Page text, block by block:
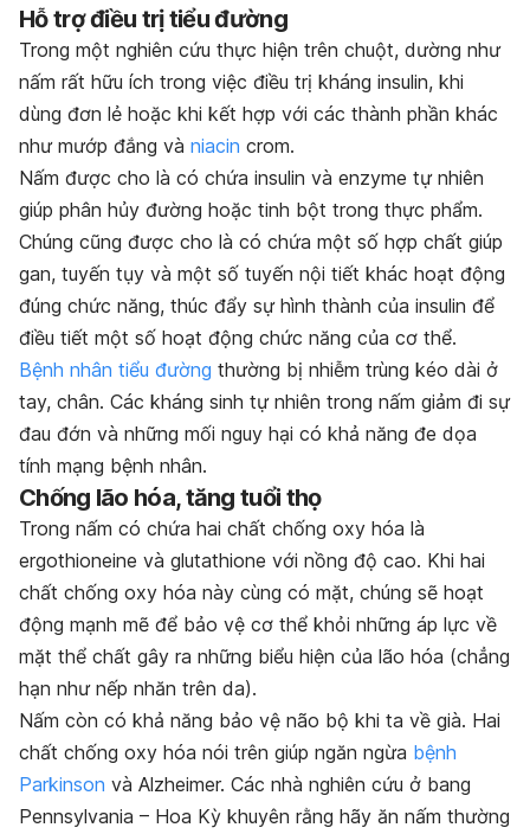
Hỗ trợ điều trị tiểu đường
Trong một nghiên cứu thực hiện trên chuột, dường như
nấm rất hữu ích trong việc điều trị kháng insulin, khi
dùng đơn lẻ hoặc khi kết hợp với các thành phần khác
như mướp đắng và niacin crom.
Nấm được cho là có chứa insulin và enzyme tự nhiên
giúp phân hủy đường hoặc tinh bột trong thực phẩm.
Chúng cũng được cho là có chứa một số hợp chất giúp
gan, tuyến tụy và một số tuyến nội tiết khác hoạt động
đúng chức năng, thúc đẩy sự hình thành của insulin để
điều tiết một số hoạt động chức năng của cơ thể.
Bệnh nhân tiểu đường thường bị nhiễm trùng kéo dài ở
tay, chân. Các kháng sinh tự nhiên trong nấm giảm đi sự
đau đớn và những mối nguy hại có khả năng đe dọa
tính mạng bệnh nhân.
Chống lão hóa, tăng tuổi thọ
Trong nấm có chứa hai chất chống oxy hóa là
ergothioneine và glutathione với nồng độ cao. Khi hai
chất chống oxy hóa này cùng có mặt, chúng sẽ hoạt
động mạnh mẽ để bảo vệ cơ thể khỏi những áp lực về
mặt thể chất gây ra những biểu hiện của lão hóa (chẳng
hạn như nếp nhăn trên da).
Nấm còn có khả năng bảo vệ não bộ khi ta về già. Hai
chất chống oxy hóa nói trên giúp ngăn ngừa bệnh
Parkinson và Alzheimer. Các nhà nghiên cứu ở bang
Pennsylvania – Hoa Kỳ khuyên rằng hãy ăn nấm thường